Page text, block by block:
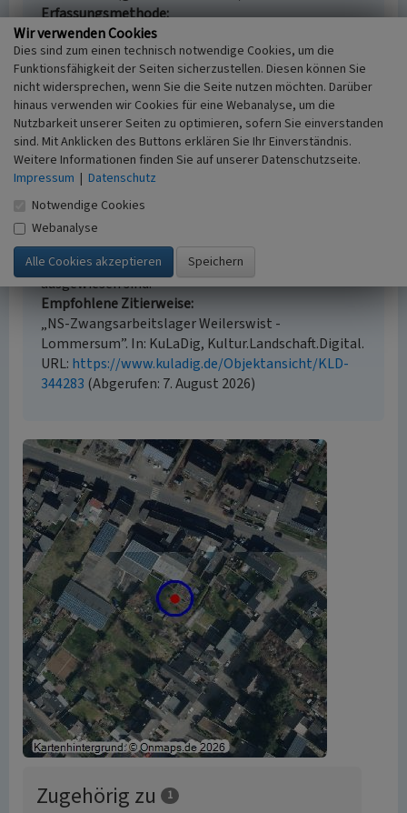
Erfassungsmethode
Literaturauswertung
Historischer Zeitraum
Beginn 1939, Ende 1945
Empfohlene Zitierweise
Urheberrechtlicher Hinweis
Der hier präsentierte Inhalt steht unter der freien
Lizenz CC BY 4.0 (Namensnennung). Die angezeigten
Medien unterliegen möglicherweise zusätzlichen
urheberrechtlichen Bedingungen, die an diesen
ausgewiesen sind.
Empfohlene Zitierweise
„NS-Zwangsarbeitslager Weilerswist -
Lommersum”. In: KuLaDig, Kultur.Landschaft.Digital.
URL: https://www.kuladig.de/Objektansicht/KLD-
344283 (Abgerufen: 7. August 2026)
Zugehörig zu 1
Wir verwenden Cookies
Dies sind zum einen technisch notwendige Cookies, um die
Funktionsfähigkeit der Seiten sicherzustellen. Diesen können Sie
nicht widersprechen, wenn Sie die Seite nutzen möchten. Darüber
hinaus verwenden wir Cookies für eine Webanalyse, um die
Nutzbarkeit unserer Seiten zu optimieren, sofern Sie einverstanden
sind. Mit Anklicken des Buttons erklären Sie Ihr Einverständnis.
Weitere Informationen finden Sie auf unserer Datenschutzseite.
Impressum | Datenschutz
Notwendige Cookies
Webanalyse